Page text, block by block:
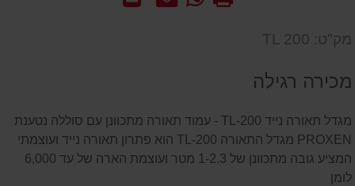
מק"ט: TL 200
מכירה רגילה
מגדל תאורה נייד TL-200 - עמוד תאורה מתכוונן עם סוללה נטענת
PROXEN מגדל התאורה TL-200 הוא פתרון תאורה נייד ועוצמתי
המציע גובה מתכוונן של 1-2.3 מטר ועוצמת הארה של עד 6,000
לומן